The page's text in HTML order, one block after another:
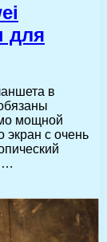
для
в
мощной
экран с очень